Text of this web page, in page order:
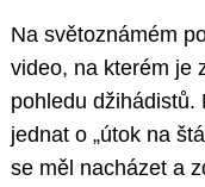
Na světoznámém
video, na kterém je
pohledu džihádistů.
jednat o „útok na
se měl nacházet a